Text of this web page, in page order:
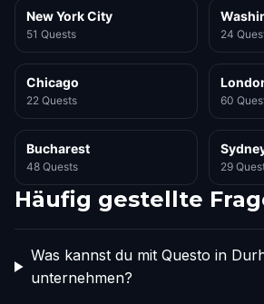
New York City
51 Quests 24
Chicago
22 Quests 60
Bucharest
48 Quests 29
Häufig gestellte
Was kannst du mit Questo in
unternehmen?